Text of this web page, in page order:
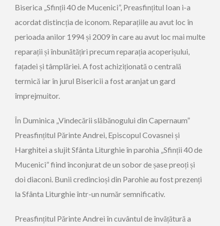
Biserica „Sfinții 40 de Mucenici”, Preasfințitul Ioan i-a
acordat distincția de iconom. Reparațiile au avut loc în
perioada anilor 1994 și 2009 în care au avut loc mai multe
reparații și înbunătățiri precum reparația acoperișului,
fațadei și tâmplăriei. A fost achiziționată o centrală
termică iar în jurul Bisericii a fost aranjat un gard
împrejmuitor.
În Duminica „Vindecării slăbănogului din Capernaum”
Preasfințitul Părinte Andrei, Episcopul Covasnei și
Harghitei a slujit Sfânta Liturghie în parohia „Sfinții 40 de
Mucenici” fiind înconjurat de un sobor de șase preoți și
doi diaconi. Bunii credincioși din Parohie au fost prezenți
la Sfânta Liturghie într-un număr semnificativ.
Preasfințitul Părinte Andrei în cuvântul de învățătură a